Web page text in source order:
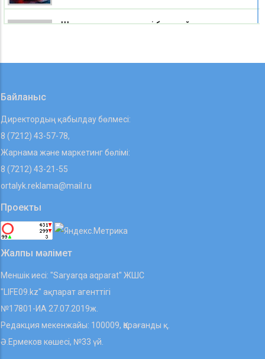
Шығыс Қазақстанда екі балақай телевизиялық
07 08 2026
Байланыс
Директордың қабылдау бөлмесі:
8 (7212) 43-57-78,
Жарнама және маркетинг бөлімі:
8 (7212) 43-21-55
ortalyk.reklama@mail.ru
Проекты
Жалпы мәлімет
Меншік иесі: "Saryarqa aqparat" ЖШС
"LIFE09.kz" ақпарат агенттігі
№17801-ИА 27.07.2019ж.
Редакция мекенжайы: 100009, Қарағанды қ.
Ә.Ермеков көшесі, №33 үй.